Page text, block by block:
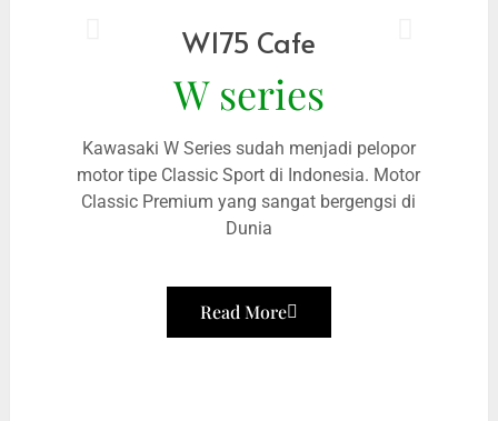
W series
Kawasaki W Series sudah menjadi pelopor
motor tipe Classic Sport di Indonesia. Motor
Classic Premium yang sangat bergengsi di
Dunia
Read More
W175 Cafe